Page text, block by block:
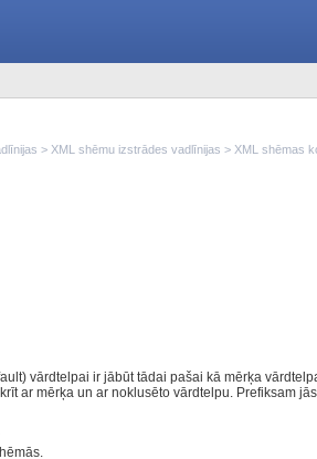
> XML shēmu izstrādes vadlīnijas > XML shēmas
vārdtelpai ir jābūt tādai pašai kā mērķa
ar mērķa un ar noklusēto vārdtelpu. Prefiksam